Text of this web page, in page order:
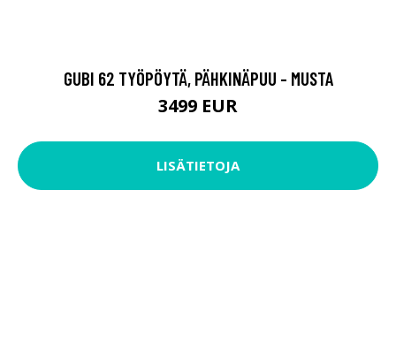
GUBI 62 TYÖPÖYTÄ, PÄHKINÄPUU - MUSTA
3499 EUR
LISÄTIETOJA